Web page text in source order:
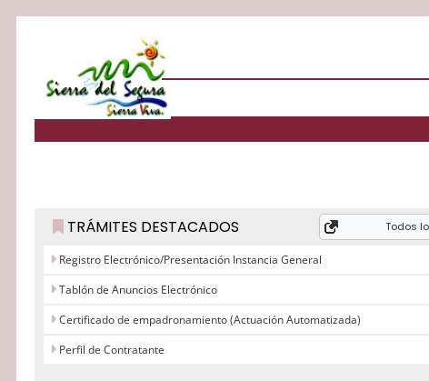
TRÁMITES DESTACADOS
Registro Electrónico/Presentación Instancia General
Tablón de Anuncios Electrónico
Certificado de empadronamiento (Actuación Automatizada)
Perfil de Contratante
Todos